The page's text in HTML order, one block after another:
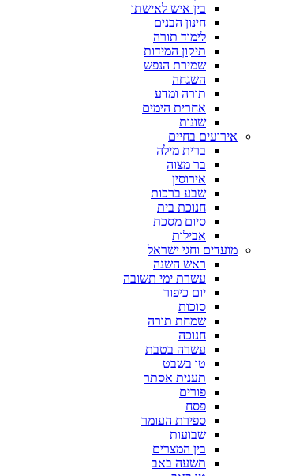
בין איש לאישתו
חינון הבנים
לימוד תורה
תיקון המידות
שמירת הנפש
השגחה
תורה ומדע
אחרית הימים
שונות
אירועים בחיים
ברית מילה
בר מצוה
אירוסין
שבע ברכות
חנוכת בית
סיום מסכת
אבילות
מועדים וחגי ישראל
ראש השנה
עשרת ימי תשובה
יום כיפור
סוכות
שמחת תורה
חנוכה
עשרה בטבת
טו בשבט
תענית אסתר
פורים
פסח
ספירת העומר
שבועות
בין המצרים
תשעה באב